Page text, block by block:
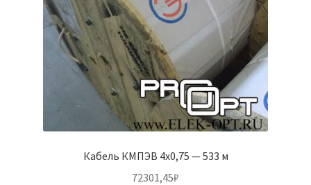
Кабель КМПЭВ 4х0,75 — 533 м
72301,45₽